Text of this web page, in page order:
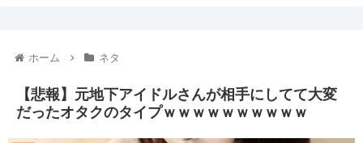
ホーム ネタ
【悲報】元地下アイドルさんが相手にしてて大変
だったオタクのタイプｗｗｗｗｗｗｗｗｗｗ